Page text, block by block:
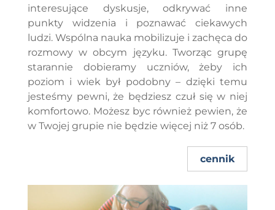
interesujące dyskusje, odkrywać inne
punkty widzenia i poznawać ciekawych
ludzi. Wspólna nauka mobilizuje i zachęca do
rozmowy w obcym języku. Tworząc grupę
starannie dobieramy uczniów, żeby ich
poziom i wiek był podobny – dzięki temu
jesteśmy pewni, że będziesz czuł się w niej
komfortowo. Możesz byc również pewien, że
w Twojej grupie nie będzie więcej niż 7 osób.
cennik